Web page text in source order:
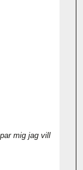
mig jag vill